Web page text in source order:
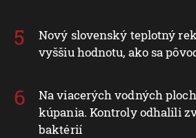
Nový slovenský teplotný
vyššiu hodnotu, ako sa
Na viacerých vodných
kúpania. Kontroly odhalili
baktérií